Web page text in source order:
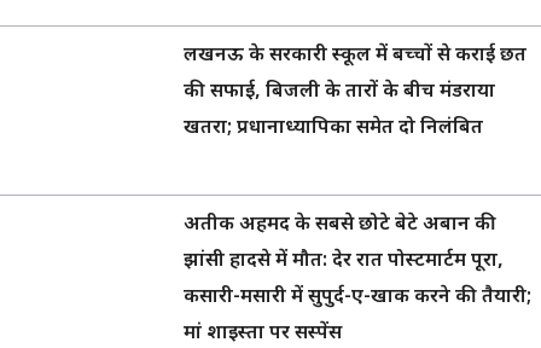
लखनऊ के सरकारी स्कूल में बच्चों से कराई छत
की सफाई, बिजली के तारों के बीच मंडराया
खतरा; प्रधानाध्यापिका समेत दो निलंबित
अतीक अहमद के सबसे छोटे बेटे अबान की
झांसी हादसे में मौत: देर रात पोस्टमार्टम पूरा,
कसारी-मसारी में सुपुर्द-ए-खाक करने की तैयारी;
मां शाइस्ता पर सस्पेंस